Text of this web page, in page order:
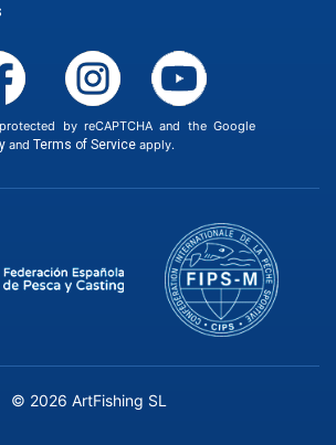
by reCAPTCHA and the Google
and Terms of Serviceapply.
© 2026 ArtFishing SL